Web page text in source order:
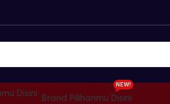
Brand Pilihanmu Disini
NEW!